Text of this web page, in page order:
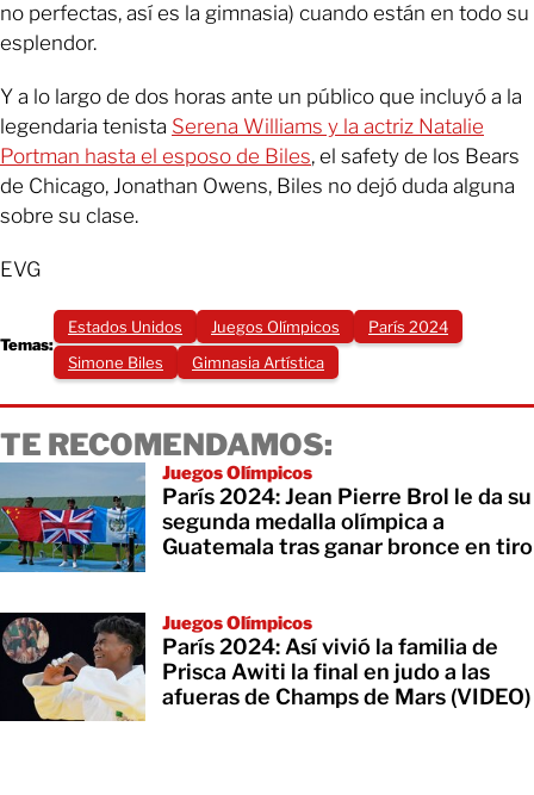
no perfectas, así es la gimnasia) cuando están en todo su
esplendor.
Y a lo largo de dos horas ante un público que incluyó a la
legendaria tenista Serena Williams y la actriz Natalie
Portman hasta el esposo de Biles, el safety de los Bears
de Chicago, Jonathan Owens, Biles no dejó duda alguna
sobre su clase.
EVG
Temas:
Estados Unidos Juegos Olímpicos
París 2024
Simone Biles
Gimnasia Artística
TE RECOMENDAMOS:
Juegos Olímpicos
París 2024: Jean Pierre Brol le da su
segunda medalla olímpica a
Guatemala tras ganar bronce en tiro
Juegos Olímpicos
París 2024: Así vivió la familia de
Prisca Awiti la final en judo a las
afueras de Champs de Mars (VIDEO)